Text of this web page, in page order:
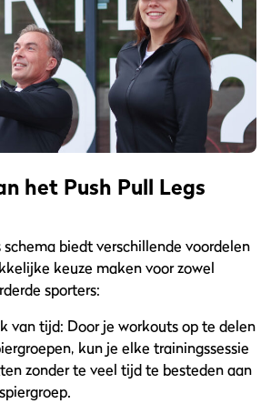
het Push Pull Legs
schema biedt verschillende voordelen
keuze maken voor zowel
sporters:
van tijd: Door je workouts op te delen
kun je elke trainingssessie
zonder te veel tijd te besteden aan